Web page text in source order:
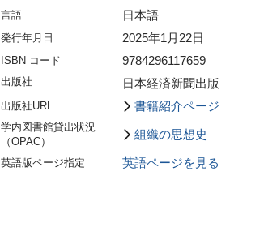
言語 日本語
発行年月日 2025年1月22日
ISBN コード 9784296117659
出版社 日本経済新聞出版
出版社URL 書籍紹介ページ
学内図書館貸出状況
（OPAC）
組織の思想史
英語版ページ指定 英語ページを見る